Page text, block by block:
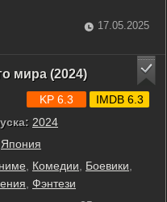
в котором пять групп из
тщательно отобраны и
лето ...
17.05.2025
мира (2024)
2024
Япония
, Комедии, Боевики,
, Фэнтези
KP 6.3 IMDB 6.3